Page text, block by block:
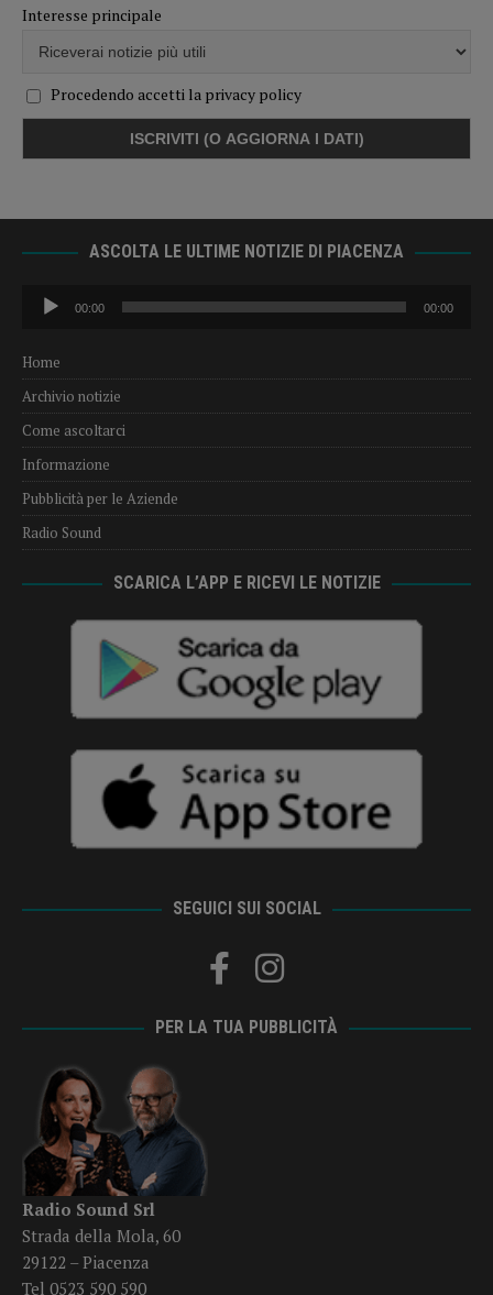
Interesse principale
Procedendo accetti la privacy policy
ASCOLTA LE ULTIME NOTIZIE DI PIACENZA
Audio
Player
00:00 00:00
Home
Archivio notizie
Come ascoltarci
Informazione
Pubblicità per le Aziende
Radio Sound
SCARICA L’APP E RICEVI LE NOTIZIE
SEGUICI SUI SOCIAL
PER LA TUA PUBBLICITÀ
Radio Sound Srl
Strada della Mola, 60
29122 – Piacenza
Tel 0523 590 590